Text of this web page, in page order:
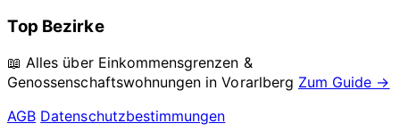
Top Bezirke
📖 Alles über Einkommensgrenzen &
Genossenschaftswohnungen inVorarlberg Zum Guide →
AGB Datenschutzbestimmungen